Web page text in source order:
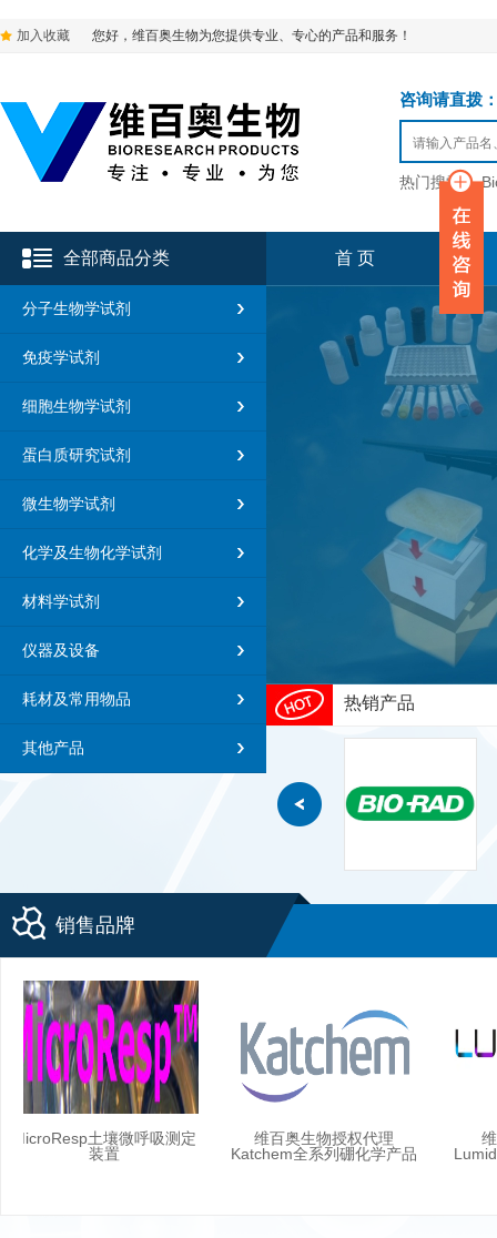
加入收藏 您好，维百奥生物为您提供专业、专心的产品和服务！
咨询请直拨
热门搜索：
全部商品分类
分子生物学试剂
免疫学试剂
细胞生物学试剂
蛋白质研究试剂
微生物学试剂
化学及生物化学试剂
材料学试剂
仪器及设备
耗材及常用物品
其他产品
首 页
热销产品
销售品牌
MicroResp土壤微呼吸测定
装置
维百奥生物授权代理
Katchem全系列硼化学产品